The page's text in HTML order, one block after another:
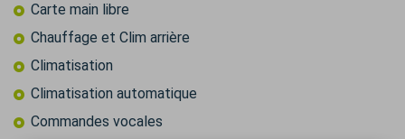
Carte main libre
Chauffage et Clim arrière
Climatisation
Climatisation automatique
Commandes vocales